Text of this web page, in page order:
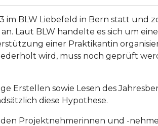
im BLW Liebefeld in Bern statt und
Laut BLW handelte es sich um
einer Praktikantin
wird, muss noch geprüft
Erstellen sowie Lesen des
diese Hypothese.
Projektnehmerinnen und -